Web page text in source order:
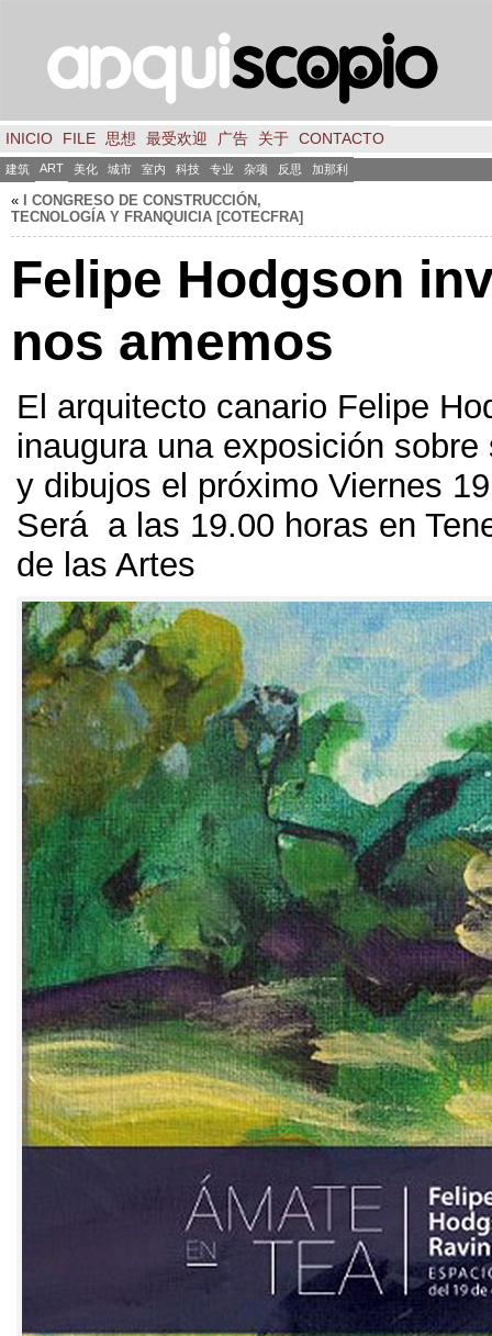
INICIO FILE 思想 最受欢迎 广告 关于 CONTACTO
建筑 ART 美化 城市 室内 科技 专业 杂项 反思 加那利
« I CONGRESO DE CONSTRUCCIÓN ,
TECNOLOGÍA Y FRANQUICIA [COTECFRA]
Felipe Hodgson
nos amemos
El arquitecto canario Felipe
inaugura una exposición
y dibujos el próximo Viernes
Será a las 19.00 horas en
de las Artes